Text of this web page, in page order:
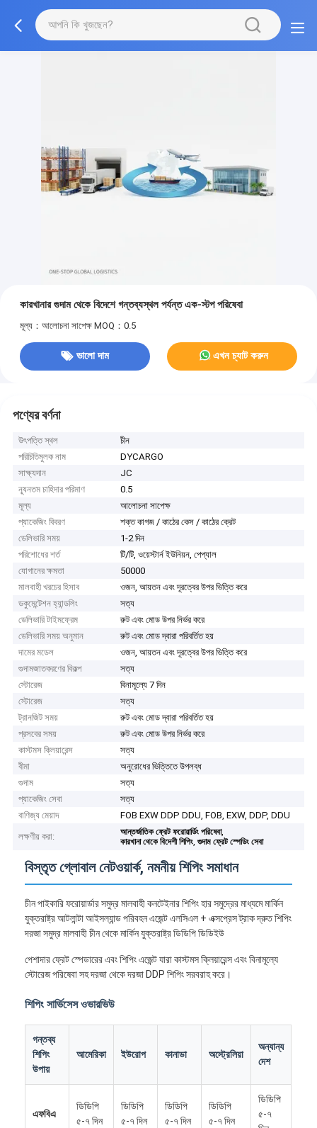
কারখানার গুদাম থেকে বিদেশে গন্তব্যস্থল পর্যন্ত এক-স্টপ পরিষেবা
মূল্য：আলোচনা সাপেক্ষ MOQ：0.5
ভালো দাম এখন চ্যাট করুন
পণ্যের বর্ণনা
উৎপত্তি স্থল
চীন
পরিচিতিমুলক নাম
DYCARGO
সাক্ষ্যদান
JC
ন্যূনতম চাহিদার পরিমাণ
0.5
মূল্য
আলোচনা সাপেক্ষ
প্যাকেজিং বিবরণ
শক্ত কাগজ / কাঠের কেস / কাঠের ক্রেট
ডেলিভারি সময়
1-2 দিন
পরিশোধের শর্ত
টি/টি, ওয়েস্টার্ন ইউনিয়ন, পেপ্যাল
যোগানের ক্ষমতা
50000
মালবাহী খরচের হিসাব
ওজন, আয়তন এবং দূরত্বের উপর ভিত্তি করে
ডকুমেন্টেশন হ্যান্ডলিং
সত্য
ডেলিভারি টাইমফ্রেম
রুট এবং মোড উপর নির্ভর করে
ডেলিভারি সময় অনুমান
রুট এবং মোড দ্বারা পরিবর্তিত হয়
দামের মডেল
ওজন, আয়তন এবং দূরত্বের উপর ভিত্তি করে
গুদামজাতকরণের বিকল্প
সত্য
স্টোরেজ
বিনামূল্যে 7 দিন
স্টোরেজ
সত্য
ট্রানজিট সময়
রুট এবং মোড দ্বারা পরিবর্তিত হয়
প্রসবের সময়
রুট এবং মোড উপর নির্ভর করে
কাস্টমস ক্লিয়ারেন্স
সত্য
বীমা
অনুরোধের ভিত্তিতে উপলব্ধ
গুদাম
সত্য
প্যাকেজিং সেবা
সত্য
বাণিজ্য মেয়াদ
FOB EXW DDP DDU, FOB, EXW, DDP, DDU
লক্ষণীয় করা:
আন্তর্জাতিক ফ্রেট ফরোয়ার্ডিং পরিষেবা,
কারখানা থেকে বিদেশী শিপিং,গুদাম ফ্রেট স্পেডিং সেবা
বিস্তৃত গ্লোবাল নেটওয়ার্ক, নমনীয় শিপিং সমাধান
চীন পাইকারি ফরোয়ার্ডার সমুদ্র মালবাহী কনটেইনার শিপিং হার সমুদ্রের মাধ্যমে মার্কিন
যুক্তরাষ্ট্র আটলান্টা আইসল্যান্ড পরিবহন এজেন্ট এলসিএল + এক্সপ্রেস ট্রাক দ্রুত শিপিং
দরজা সমুদ্র মালবাহী চীন থেকে মার্কিন যুক্তরাষ্ট্র ডিডিপি ডিডিইউ
পেশাদার ফ্রেট স্পেডারের এবং শিপিং এজেন্ট যারা কাস্টমস ক্লিয়ারেন্স এবং বিনামূল্যে
স্টোরেজ পরিষেবা সহ দরজা থেকে দরজা DDP শিপিং সরবরাহ করে।
শিপিং সার্ভিসেস ওভারভিউ
গন্তব্য
শিপিং
উপায়
আমেরিকা ইউরোপ কানাডা অস্ট্রেলিয়া
অন্যান্য
দেশ
এফবিএ
ডিডিপি
৫-৭ দিন
ডিডিপি
৫-৭ দিন
ডিডিপি
৫-৭ দিন
ডিডিপি
৫-৭ দিন
ডিডিপি
৫-৭